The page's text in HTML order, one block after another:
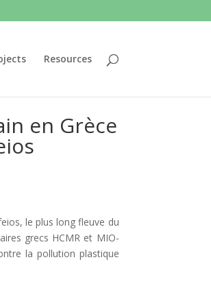
Resources
en Grèce
le plus long fleuve du
grecs HCMR et MIO-
la pollution plastique